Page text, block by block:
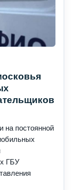
на постоянной
ГБУ